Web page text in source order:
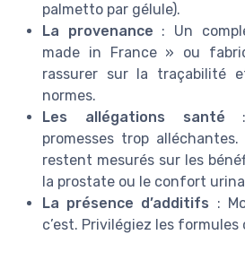
palmetto par gélule).
La provenance : Un
made in France » ou
rassurer sur la traçabilité
normes.
Les allégations santé :
promesses trop
restent mesurés sur les
la prostate ou le confort
La présence d’additifs :
c’est. Privilégiez les